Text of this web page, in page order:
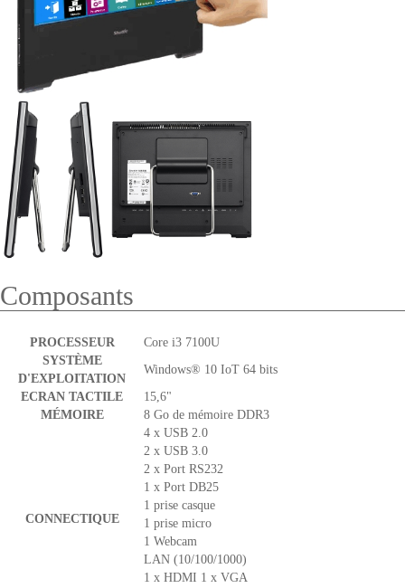
Composants
PROCESSEUR
Core i3 7100U
SYSTÈME
D'EXPLOITATION
Windows® 10 IoT 64 bits
ECRAN TACTILE
15,6"
MÉMOIRE
8 Go de mémoire DDR3
CONNECTIQUE
4 x USB 2.0
2 x USB 3.0
2 x Port RS232
1 x Port DB25
1 prise casque
1 prise micro
1 Webcam
LAN (10/100/1000)
1 x HDMI 1 x VGA